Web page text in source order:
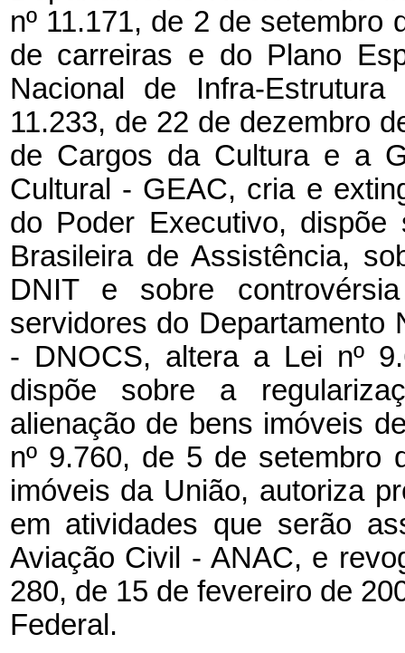
nº 11.171, de 2 de setembro
de carreiras e do Plano
Nacional de Infra-
11.233, de 22 de dezembro
de Cargos da Cultura e a
Cultural - GEAC, cria e
do Poder Executivo,
Brasileira de Assistência,
DNIT e sobre
servidores do Departamento
- DNOCS, altera a Lei nº
dispõe sobre a
alienação de bens imóveis
nº 9.760, de 5 de setembro
imóveis da União, autoriza
em atividades que serão
Aviação Civil - ANAC, e
280, de 15 de fevereiro de
Federal.